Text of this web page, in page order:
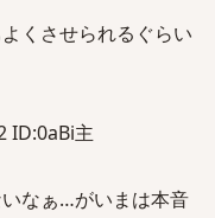
くさせられるぐらい
ID:0aBi主
なぁ…がいまは本音